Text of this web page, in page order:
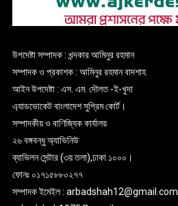
উপদেষ্টা সম্পাদক : খন্দকার আমিনুর রহমান
সম্পাদক ও প্রকাশক : আমিনুর রহমান বাদশাহ
আইন উপদেষ্টা : এস. এম. দৌলত -ই-খুদা
এ্যাডভোকেট বাংলাদেশ সুপ্রিম কোর্ট।
সম্পাদকীয় ও বাণিজ্যিক কার্যালয়
২৬ বঙ্গবন্ধু অ্যাভিনিউ
ব্যাভিলন সেন্টার (৩য় তলা),ঢাকা ১০০০।
ফোনঃ ০১৭১৫৮৮০২৭৭
সম্পাদক ইমেইল : arbadshah12@gmail.com